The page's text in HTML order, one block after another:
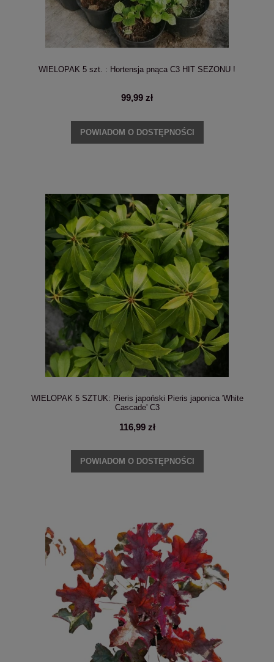
WIELOPAK 5 szt. : Hortensja pnąca C3 HIT SEZONU !
99,99 zł
POWIADOM O DOSTĘPNOŚCI
WIELOPAK 5 SZTUK: Pieris japoński Pieris japonica 'White
Cascade' C3
116,99 zł
POWIADOM O DOSTĘPNOŚCI